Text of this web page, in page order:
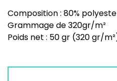
Composition : 80%
Grammage de 320gr/m²
Poids net : 50 gr (320 gr/